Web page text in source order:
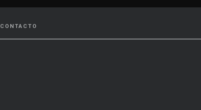
CONTACTO